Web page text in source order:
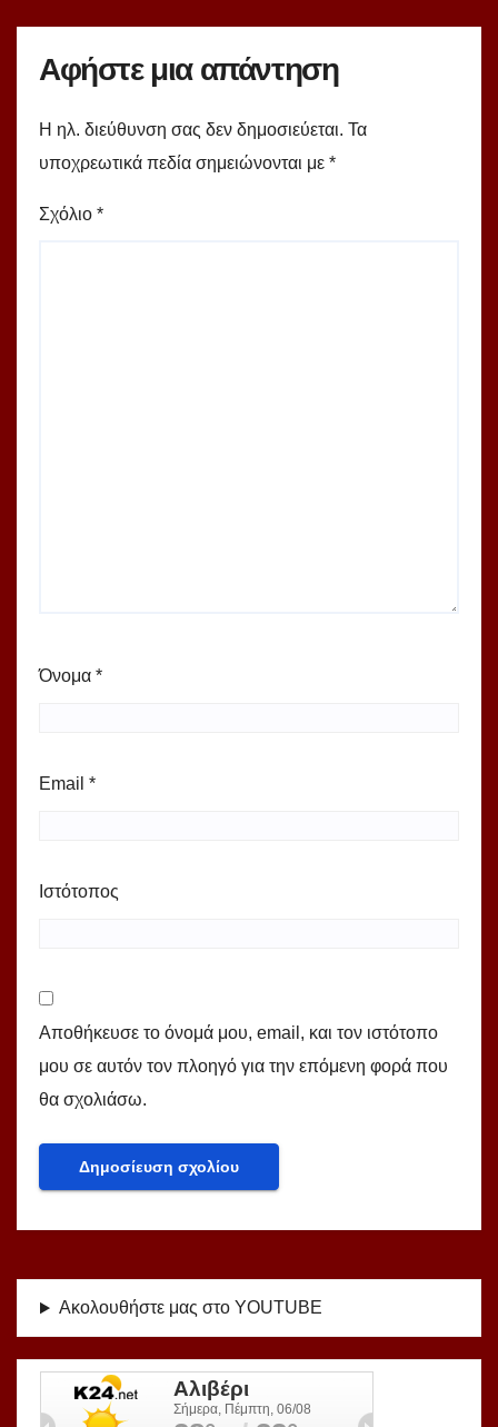
Αφήστε μια απάντηση
Η ηλ. διεύθυνση σας δεν δημοσιεύεται. Τα
υποχρεωτικά πεδία σημειώνονται με *
Σχόλιο *
Όνομα *
Email *
Ιστότοπος
Αποθήκευσε το όνομά μου, email, και τον ιστότοπο
μου σε αυτόν τον πλοηγό για την επόμενη φορά που
θα σχολιάσω.
Ακολουθήστε μας στο YOUTUBE